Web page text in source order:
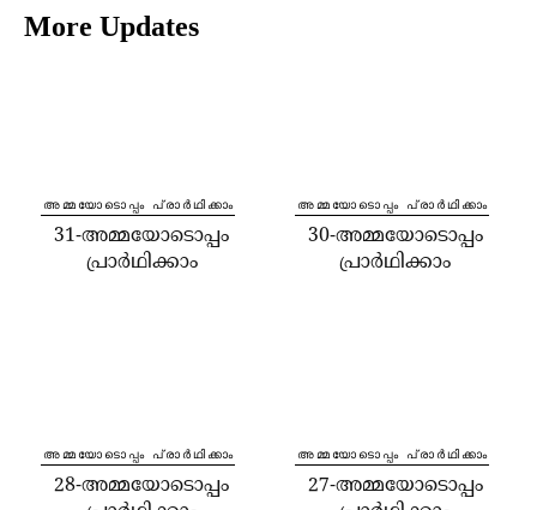
More Updates
⁠അമ്മയോടൊപ്പം പ്രാർഥിക്കാം
31-അമ്മയോടൊപ്പം
പ്രാർഥിക്കാം
⁠അമ്മയോടൊപ്പം പ്രാർഥിക്കാം
30-അമ്മയോടൊപ്പം
പ്രാർഥിക്കാം
⁠അമ്മയോടൊപ്പം പ്രാർഥിക്കാം
28-അമ്മയോടൊപ്പം
⁠അമ്മയോടൊപ്പം പ്രാർഥിക്കാം
27-അമ്മയോടൊപ്പം